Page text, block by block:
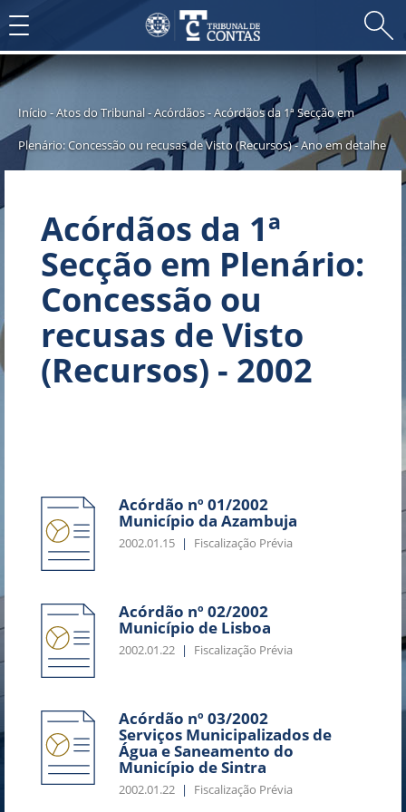
Toggle
navigation
Início-Atos do Tribunal-Acórdãos-Acórdãos da 1ª Secção em
Plenário: Concessão ou recusas de Visto (Recursos)-Ano em detalhe
Acórdãos da 1ª
Secção em Plenário:
Concessão ou
recusas de Visto
(Recursos) - 2002
Acórdão nº 01/2002
Município da Azambuja
2002.01.15 Fiscalização Prévia
Acórdão nº 02/2002
Município de Lisboa
2002.01.22 Fiscalização Prévia
Acórdão nº 03/2002
Serviços Municipalizados de
Água e Saneamento do
Município de Sintra
2002.01.22 Fiscalização Prévia